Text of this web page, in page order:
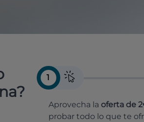
1
Aprovecha la oferta de
probar todo lo que te